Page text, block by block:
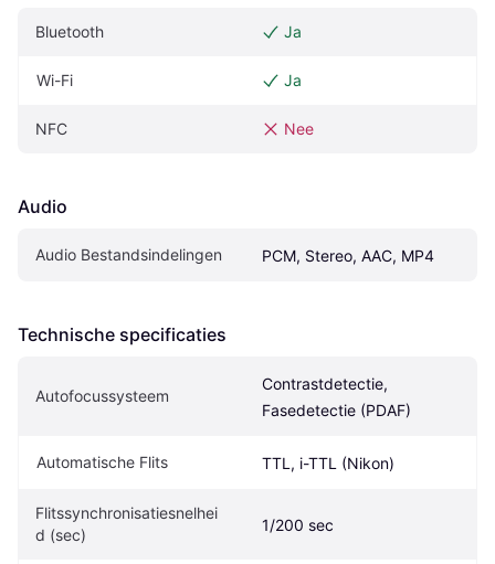
Bluetooth Ja
Wi-Fi Ja
NFC Nee
Audio
Audio Bestandsindelingen PCM, Stereo, AAC, MP4
Technische specificaties
Autofocussysteem
Contrastdetectie,
Fasedetectie (PDAF)
Automatische Flits TTL, i-TTL (Nikon)
Flitssynchronisatiesnelhei
d (sec)
1/200 sec